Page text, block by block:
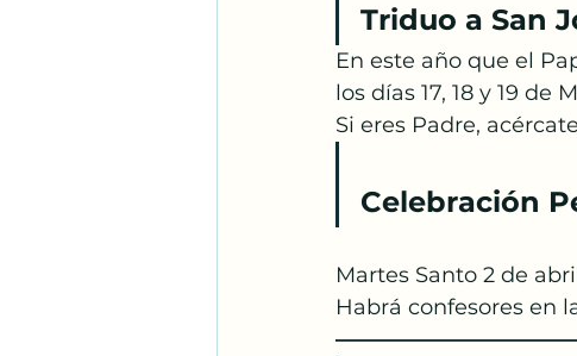
Triduo a San
En este año que el
los días 17, 18 y 19 de
Si eres Padre,
Celebración
Martes Santo 2 de
Habrá confesores en